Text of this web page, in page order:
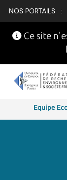
NOS PORTAILS :
Ce site
Equipe